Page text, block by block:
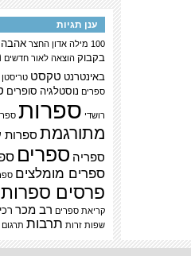
ענן תגיות
100 מילה אדון החצר אהבה
בקבוק הוצאה לאור חדשים
באינטרנט טקסט
ספרים נוסטלגיה סופרים
רושדי ספרות
מתורגמת ספרות
ספריה ספרים
ספרים מומלצים
פרסים
קריאת ספרים רב מכר
שפות זרות תרבות תרגום